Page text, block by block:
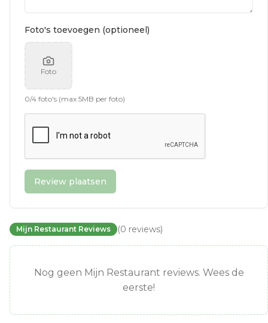
Foto's toevoegen (optioneel)
Foto
0/4 foto's (max 5MB per foto)
Review plaatsen
Mijn Restaurant Reviews (0 reviews)
Nog geen Mijn Restaurant reviews. Wees de
eerste!